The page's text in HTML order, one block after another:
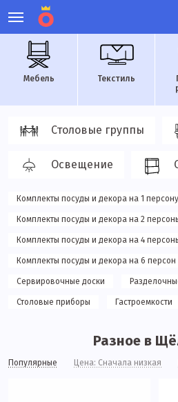
Мебель Текстиль
Столовые группы
Освещение
Комплекты посуды и декора на 1 персону
Комплекты посуды и декора на 2
Комплекты посуды и декора на 4
Комплекты посуды и декора на 6 персон
Сервировочные доски
Столовые приборы Гастроемкости
Разное в
Популярные Цена: Сначала низкая